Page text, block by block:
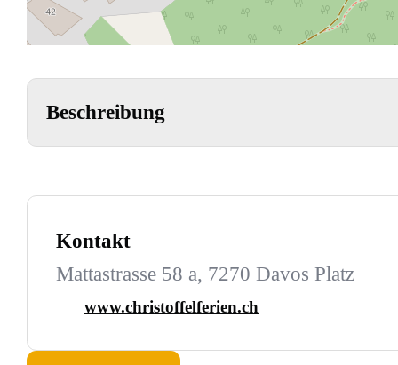
Beschreibung
Kontakt
Mattastrasse 58 a, 7270 Davos Platz
www.christoffelferien.ch